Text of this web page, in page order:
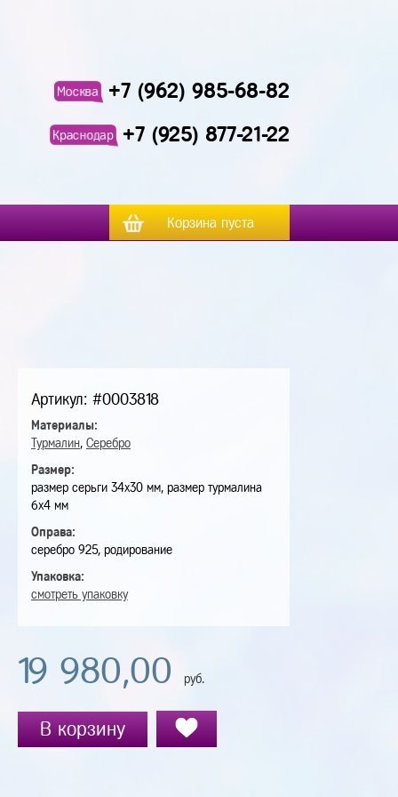
Москва +7 (962) 985-68-82
Краснодар +7 (925) 877-21-22
Корзина пуста
Артикул: #0003818
Материалы:
Турмалин, Серебро
Размер:
размер серьги 34х30 мм, размер турмалина
6х4 мм
Оправа:
серебро 925, родирование
Упаковка:
смотреть упаковку
19 980,00 руб.
В корзину